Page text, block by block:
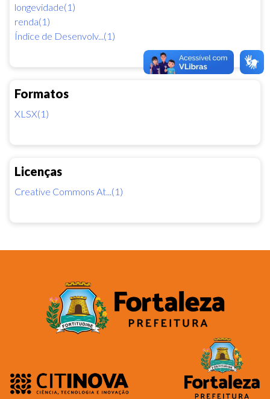
longevidade(1)
renda(1)
Índice de Desenvolv...(1)
Formatos
XLSX(1)
Licenças
Creative Commons At...(1)